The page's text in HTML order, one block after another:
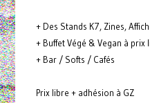
+ Des Stands K7, Zines,
+ Buffet Végé & Vegan à prix
+ Bar / Softs / Cafés
Prix libre + adhésion à GZ